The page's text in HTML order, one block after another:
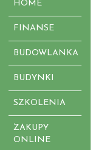
HOME
FINANSE
BUDOWLANKA
BUDYNKI
SZKOLENIA
ZAKUPY
ONLINE